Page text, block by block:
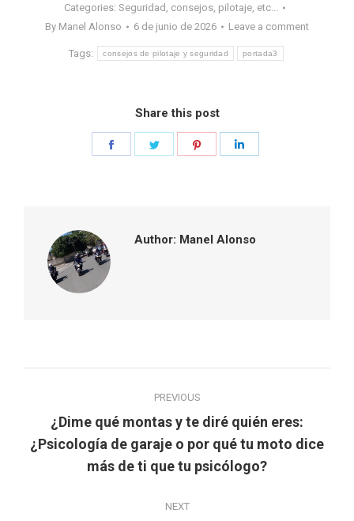
Categories: Seguridad, consejos, pilotaje, etc...
By Manel Alonso 6 de junio de 2026 Leave a comment
Tags: consejos de pilotaje y seguridad portada3
Share this post
Author: Manel Alonso
navigation
PREVIOUS
Previous
post:
¿Dime qué montas y te diré quién eres:
¿Psicología de garaje o por qué tu moto dice
más de ti que tu psicólogo?
NEXT